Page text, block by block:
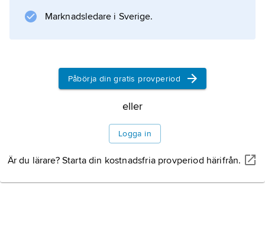
Marknadsledare i Sverige.
Påbörja din gratis provperiod
eller
Logga in
Är du lärare? Starta din kostnadsfria provperiod härifrån.